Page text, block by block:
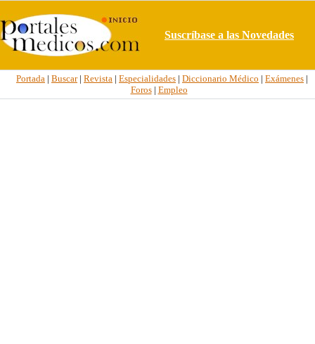
Suscríbase a las Novedades
Portada | Buscar| Revista | Especialidades | Diccionario Médico | Exámenes |
Foros| Empleo